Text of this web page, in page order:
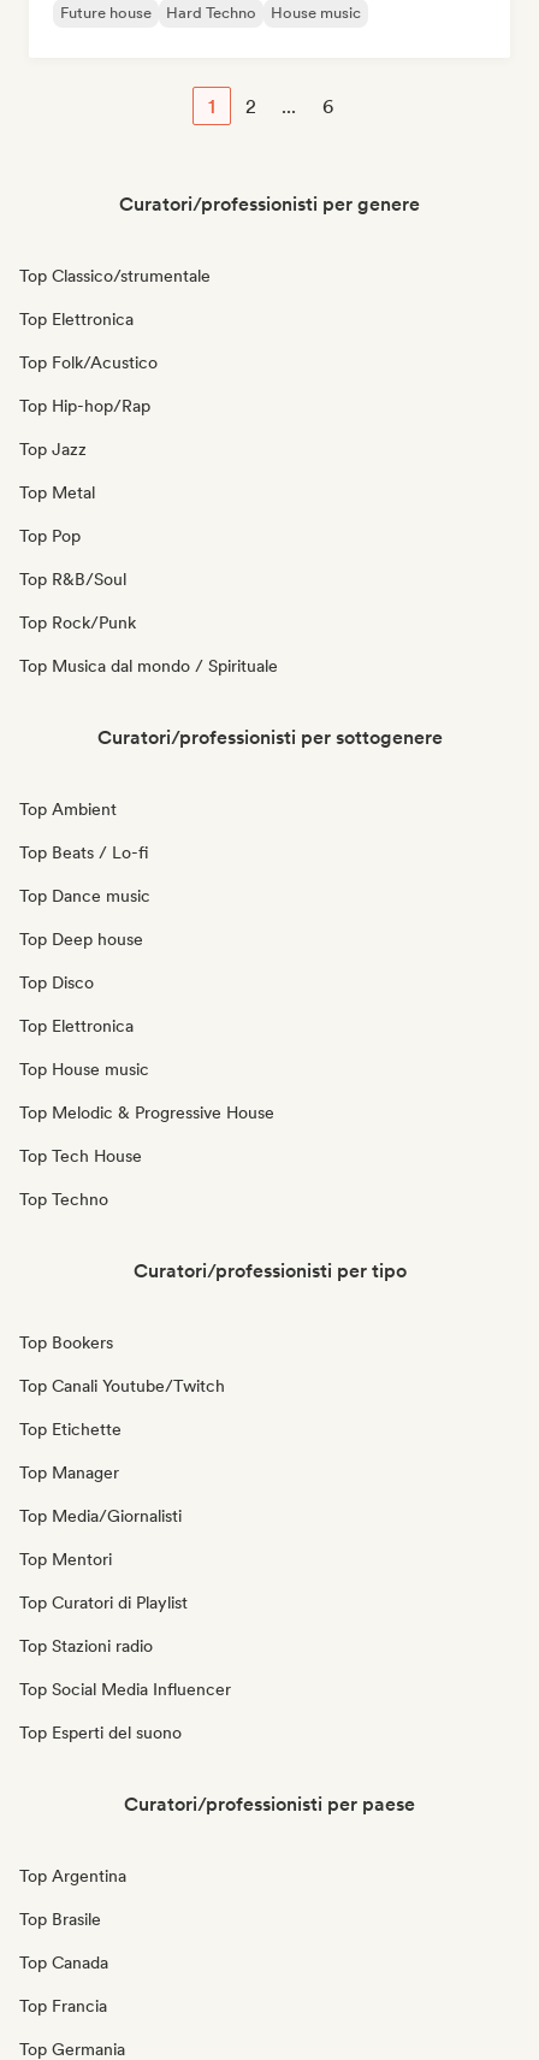
Future house Hard Techno House music
1 2 ... 6
Curatori/professionisti per genere
Top Classico/strumentale
Top Elettronica
Top Folk/Acustico
Top Hip-hop/Rap
Top Jazz
Top Metal
Top Pop
Top R&B/Soul
Top Rock/Punk
Top Musica dal mondo / Spirituale
Curatori/professionisti per sottogenere
Top Ambient
Top Beats / Lo-fi
Top Dance music
Top Deep house
Top Disco
Top Elettronica
Top House music
Top Melodic & Progressive House
Top Tech House
Top Techno
Curatori/professionisti per tipo
Top Bookers
Top Canali Youtube/Twitch
Top Etichette
Top Manager
Top Media/Giornalisti
Top Mentori
Top Curatori di Playlist
Top Stazioni radio
Top Social Media Influencer
Top Esperti del suono
Curatori/professionisti per paese
Top Argentina
Top Brasile
Top Canada
Top Francia
Top Germania